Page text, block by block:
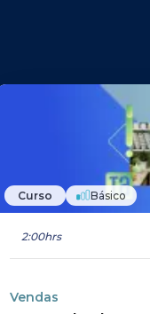
Curso Básico
2:00hrs
Vendas